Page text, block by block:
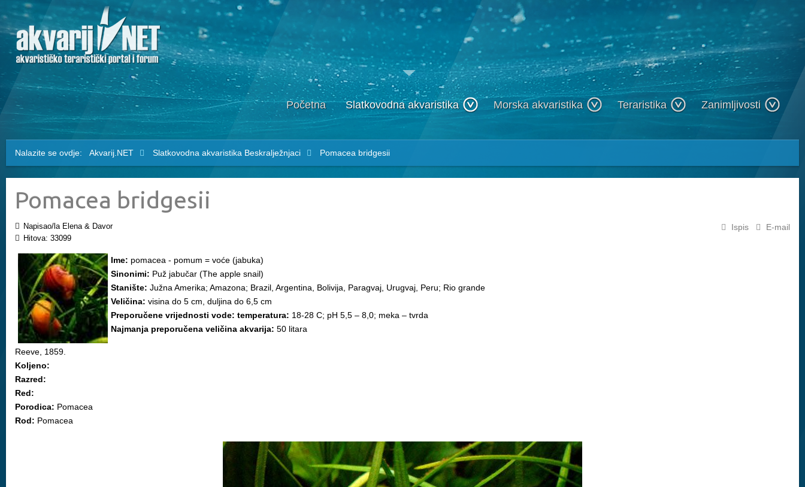
Početna Slatkovodna akvaristika Morska akvaristika Teraristika Zanimljivosti
Nalazite se ovdje: Akvarij.NET Slatkovodna akvaristika Beskralježnjaci Pomacea bridgesii
Pomacea bridgesii
Ispis E-mail
Napisao/la Elena & Davor
Hitova: 33099
Ime: pomacea - pomum = voće (jabuka)
Sinonimi: Puž jabučar (The apple snail)
Stanište: Južna Amerika; Amazona; Brazil, Argentina, Bolivija, Paragvaj, Urugvaj, Peru; Rio grande
Veličina: visina do 5 cm, duljina do 6,5 cm
Preporučene vrijednosti vode: temperatura: 18-28 C; pH 5,5 – 8,0; meka – tvrda
Najmanja preporučena veličina akvarija: 50 litara
Reeve, 1859.
Koljeno:
Razred:
Red:
Porodica: Pomacea
Rod: Pomacea